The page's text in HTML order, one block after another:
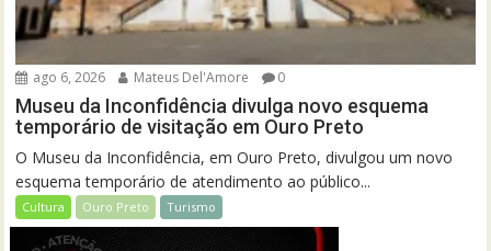
ago 6, 2026 Mateus Del'Amore 0
Museu da Inconfidência divulga novo esquema
temporário de visitação em Ouro Preto
O Museu da Inconfidência, em Ouro Preto, divulgou um novo
esquema temporário de atendimento ao público...
Cultura Ouro Preto Turismo